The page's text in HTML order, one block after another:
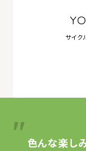
サイク
色んな楽し